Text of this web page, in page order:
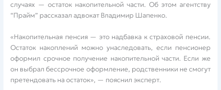
случаях — остаток накопительной части. Об этом агентству
“Прайм” рассказал адвокат Владимир Шапенко.
«Накопительная пенсия — это надбавка к страховой пенсии.
Остаток накоплений можно унаследовать, если пенсионер
оформил срочное получение накопительной части. Если же
он выбрал бессрочное оформление, родственники не смогут
претендовать на остаток», — пояснил эксперт.